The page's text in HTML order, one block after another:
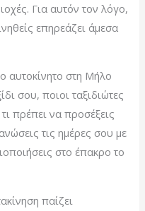
Για αυτόν τον λόγο,
επηρεάζει άμεσα
αυτοκίνητο στη Μήλο
σου, ποιοι ταξιδιώτες
πρέπει να προσέξεις
τις ημέρες σου με
στο έπακρο το
παίζει